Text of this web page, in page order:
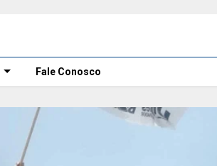
Fale Conosco